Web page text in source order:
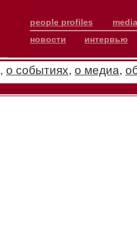
people profiles
новости
интервью
, о событиях, о медиа,